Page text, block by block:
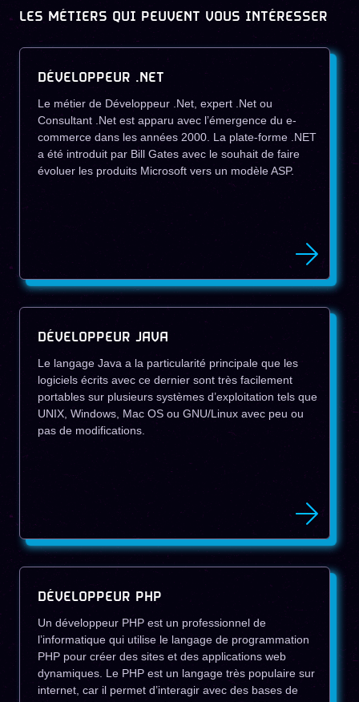
LES MÉTIERS QUI PEUVENT VOUS INTÉRESSER
DÉVELOPPEUR .NET
Le métier de Développeur .Net, expert .Net ou
Consultant .Net est apparu avec l’émergence du e-
commerce dans les années 2000. La plate-forme .NET
a été introduit par Bill Gates avec le souhait de faire
évoluer les produits Microsoft vers un modèle ASP.
DÉVELOPPEUR JAVA
Le langage Java a la particularité principale que les
logiciels écrits avec ce dernier sont très facilement
portables sur plusieurs systèmes d’exploitation tels que
UNIX, Windows, Mac OS ou GNU/Linux avec peu ou
pas de modifications.
DÉVELOPPEUR PHP
Un développeur PHP est un professionnel de
l’informatique qui utilise le langage de programmation
PHP pour créer des sites et des applications web
dynamiques. Le PHP est un langage très populaire sur
internet, car il permet d’interagir avec des bases de